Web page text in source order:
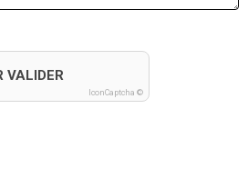
VALIDER
IconCaptcha ©